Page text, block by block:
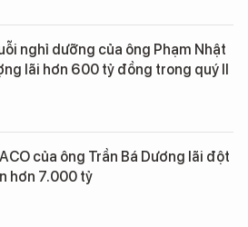
nghỉ dưỡng của ông Phạm Nhật
lãi hơn 600 tỷ đồng trong quý II
của ông Trần Bá Dương lãi đột
hơn 7.000 tỷ